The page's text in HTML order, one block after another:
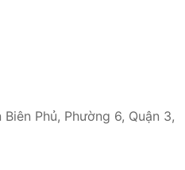
Phủ, Phường 6, Quận 3,